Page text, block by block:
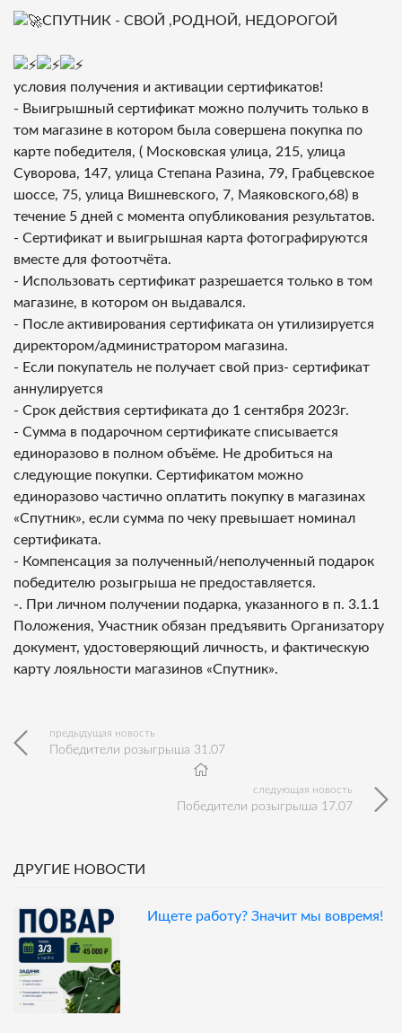
СПУТНИК - СВОЙ ,РОДНОЙ, НЕДОРОГОЙ
условия получения и активации сертификатов!
- Выигрышный сертификат можно получить только в
том магазине в котором была совершена покупка по
карте победителя, ( Московская улица, 215, улица
Суворова, 147, улица Степана Разина, 79, Грабцевское
шоссе, 75, улица Вишневского, 7, Маяковского,68) в
течение 5 дней с момента опубликования результатов.
- Сертификат и выигрышная карта фотографируются
вместе для фотоотчёта.
- Использовать сертификат разрешается только в том
магазине, в котором он выдавался.
- После активирования сертификата он утилизируется
директором/администратором магазина.
- Если покупатель не получает свой приз- сертификат
аннулируется
- Срок действия сертификата до 1 сентября 2023г.
- Сумма в подарочном сертификате списывается
единоразово в полном объёме. Не дробиться на
следующие покупки. Сертификатом можно
единоразово частично оплатить покупку в магазинах
«Спутник», если сумма по чеку превышает номинал
сертификата.
- Компенсация за полученный/неполученный подарок
победителю розыгрыша не предоставляется.
-. При личном получении подарка, указанного в п. 3.1.1
Положения, Участник обязан предъявить Организатору
документ, удостоверяющий личность, и фактическую
карту лояльности магазинов «Спутник».
предыдущая новость
Победители розыгрыша 31.07
следующая новость
Победители розыгрыша 17.07
ДРУГИЕ НОВОСТИ
Ищете работу? Значит мы вовремя!